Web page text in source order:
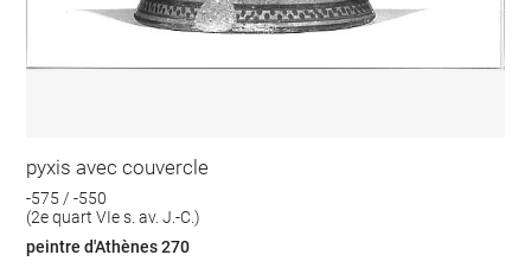
pyxis avec couvercle
-575 / -550
(2e quart VIe s. av. J.-C.)
peintre d'Athènes 270